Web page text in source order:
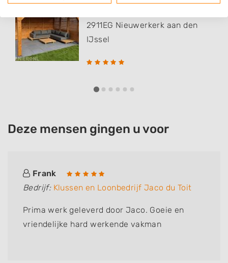
2911EG Nieuwerkerk aan den
IJssel
Deze mensen gingen u voor
Frank
Bedrijf: Klussen en Loonbedrijf Jaco du Toit
Prima werk geleverd door Jaco. Goeie en
vriendelijke hard werkende vakman